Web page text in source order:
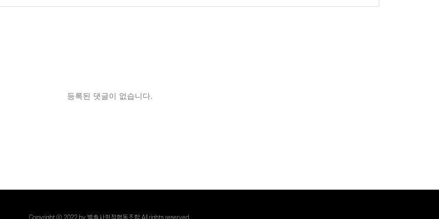
등록된 댓글이 없습니다.
Copyright ⓒ 2022 by 별솔사회적협동조합 All rights reserved.